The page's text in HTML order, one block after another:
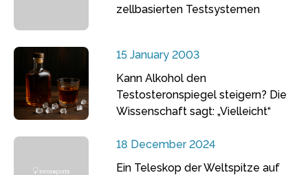
zellbasierten Testsystemen
15 January 2003
Kann Alkohol den
Testosteronspiegel steigern? Die
Wissenschaft sagt: „Vielleicht“
18 December 2024
Ein Teleskop der Weltspitze auf